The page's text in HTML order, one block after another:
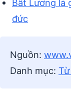
Bất Lương là
đức
Nguồn:
Danh mục: